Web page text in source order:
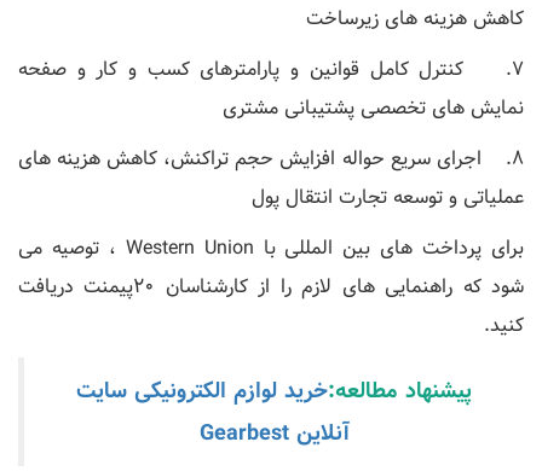
کاهش هزینه های زیرساخت
7. کنترل کامل قوانین و پارامترهای کسب و کار و صفحه
نمایش های تخصصی پشتیبانی مشتری
8. اجرای سریع حواله افزایش حجم تراکنش، کاهش هزینه های
عملیاتی و توسعه تجارت انتقال پول
برای پرداخت های بین المللی با Western Union ، توصیه می
شود که راهنمایی های لازم را از کارشناسان 20پیمنت دریافت
کنید.
پیشنهاد مطالعه:خرید لوازم الکترونیکی سایت
آنلاین Gearbest